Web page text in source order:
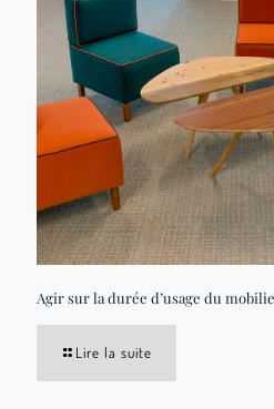
Agir sur la durée d’usage du
Lire la suite